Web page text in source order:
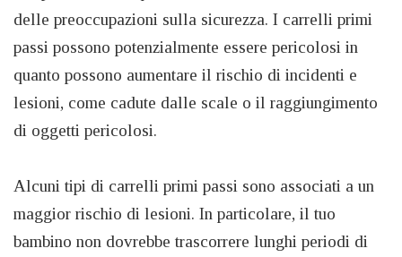
delle preoccupazioni sulla sicurezza. I carrelli primi
passi possono potenzialmente essere pericolosi in
quanto possono aumentare il rischio di incidenti e
lesioni, come cadute dalle scale o il raggiungimento
di oggetti pericolosi.
Alcuni tipi di carrelli primi passi sono associati a un
maggior rischio di lesioni. In particolare, il tuo
bambino non dovrebbe trascorrere lunghi periodi di